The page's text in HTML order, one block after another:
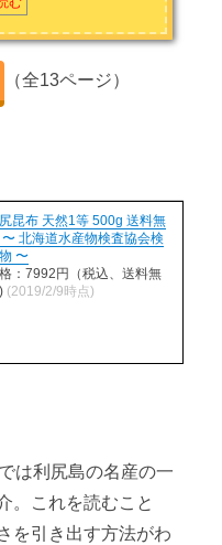
レシピ３選】
と漁・値段】
要編】
践編】
ト15選
【沼編】
【そのほか定番編】
（全13ページ）
昆布 天然1等 500g 送料無
〜 北海道水産物検査協会検
〜
：7992円（税込、送料無
(2019/2/9時点)
は利尻島の名産の一
。これを読むこと
を引き出す方法がわ